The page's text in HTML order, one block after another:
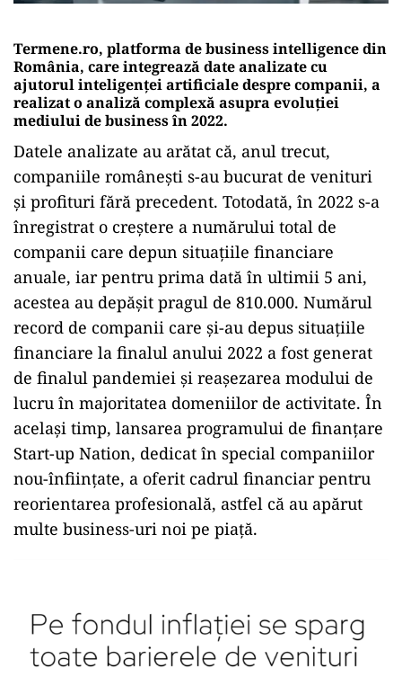
Termene.ro, platforma de business intelligence din
România, care integrează date analizate cu
ajutorul inteligenței artificiale despre companii, a
realizat o analiză complexă asupra evoluției
mediului de business în 2022.
Datele analizate au arătat că, anul trecut,
companiile românești s-au bucurat de venituri
și profituri fără precedent. Totodată, în 2022 s-a
înregistrat o creștere a numărului total de
companii care depun situațiile financiare
anuale, iar pentru prima dată în ultimii 5 ani,
acestea au depășit pragul de 810.000. Numărul
record de companii care și-au depus situațiile
financiare la finalul anului 2022 a fost generat
de finalul pandemiei și reașezarea modului de
lucru în majoritatea domeniilor de activitate. În
același timp, lansarea programului de finanțare
Start-up Nation, dedicat în special companiilor
nou-înființate, a oferit cadrul financiar pentru
reorientarea profesională, astfel că au apărut
multe business-uri noi pe piață.